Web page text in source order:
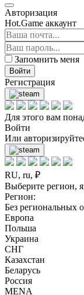
Авторизация
Hot.Game аккаунт
Запомнить меня
Войти
Регистрация
Для этого вам
Войти
Или
RU, ru, ₽
Выберите регион,
Регион:
Без региональных
Европа
Польша
Украина
СНГ
Казахстан
Беларусь
Россия
MENA